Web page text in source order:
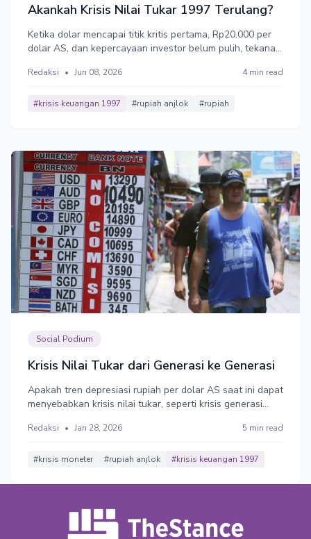
Akankah Krisis Nilai Tukar 1997 Terulang?
Ketika dolar mencapai titik kritis pertama, Rp20.000 per
dolar AS, dan kepercayaan investor belum pulih, tekanan
Sementara itu, ekonomi dalam kondisi distressed. Inflasi
pengangguran naik.
Redaksi • Jun 08, 2026 4 min read
#krisis keuangan 1997 #rupiah anjlok #rupiah
Social Podium
Krisis Nilai Tukar dari Generasi ke Generasi
Apakah tren depresiasi rupiah per dolar AS saat ini dapat
menyebabkan krisis nilai tukar, seperti krisis generasi
pada tahun 1997? Apa mitigasi risiko yang dapat
Redaksi • Jan 28, 2026 5 min read
#krisis moneter #rupiah anjlok #krisis keuangan 1997